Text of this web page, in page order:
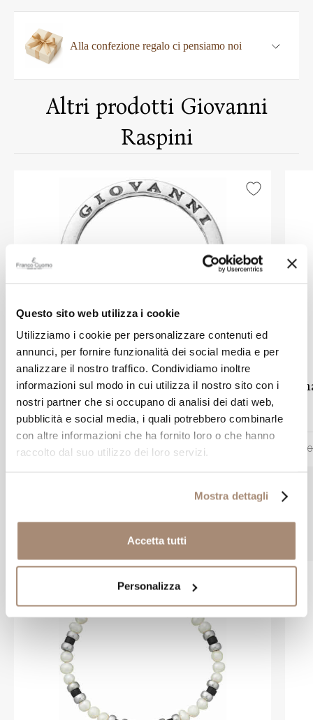
Questo sito web utilizza i cookie
Utilizziamo i cookie per personalizzare contenuti ed
annunci, per fornire funzionalità dei social media e per
analizzare il nostro traffico. Condividiamo inoltre
informazioni sul modo in cui utilizza il nostro sito con i
nostri partner che si occupano di analisi dei dati web,
pubblicità e social media, i quali potrebbero combinarle
con altre informazioni che ha fornito loro o che hanno
raccolto dal suo utilizzo dei loro servizi.
Mostra dettagli
Accetta tutti
Personalizza
Alla confezione regalo ci pensiamo noi
Altri prodotti Giovanni
Raspini
Portachiavi brise Giovanni Raspini in
argento
€ 50,00 € 45,00 €
Prodotti simili